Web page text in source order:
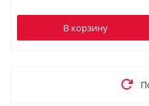
В корзину